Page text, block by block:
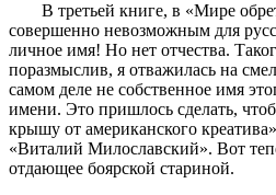
В третьей книге, в «Мире
совершенно невозможным для
личное имя! Но нет отчества.
поразмыслив, я отважилась на
самом деле не собственное имя
имени. Это пришлось сделать,
крышу от американского
«Виталий Милославский». Вот
отдающее боярской стариной.